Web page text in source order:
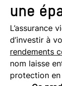
une
L’assurance
d’investir à
rendements
nom laisse
protection